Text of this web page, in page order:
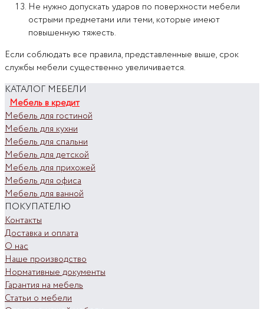
Не нужно допускать ударов по поверхности мебели
острыми предметами или теми, которые имеют
повышенную тяжесть.
Если соблюдать все правила, представленные выше, срок
службы мебели существенно увеличивается.
КАТАЛОГ МЕБЕЛИ
Мебель в кредит
Мебель для гостиной
Мебель для кухни
Мебель для спальни
Мебель для детской
Мебель для прихожей
Мебель для офиса
Мебель для ванной
ПОКУПАТЕЛЮ
Контакты
Доставка и оплата
О нас
Наше производство
Нормативные документы
Гарантия на мебель
Статьи о мебели